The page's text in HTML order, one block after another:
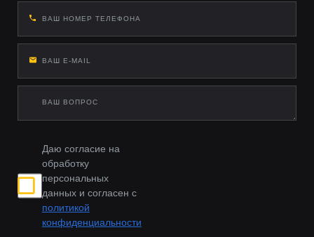
Даю согласие на
обработку
персональных
данных и согласен с
политикой
конфиденциальности